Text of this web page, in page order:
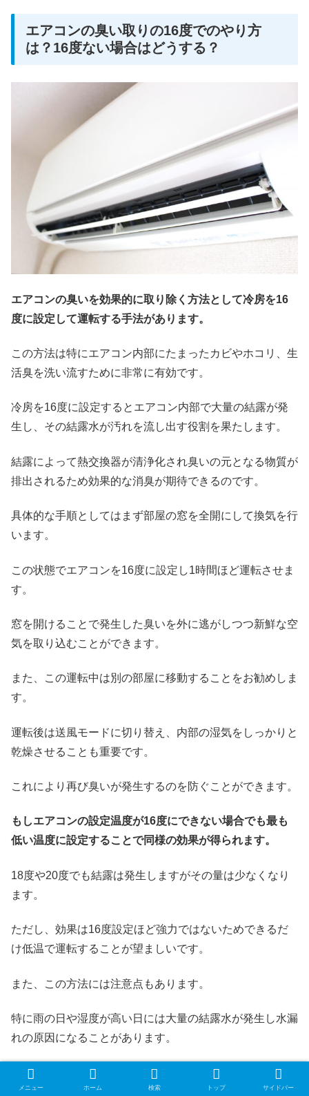
エアコンの臭い取りの16度でのやり方
は？16度ない場合はどうする？
エアコンの臭いを効果的に取り除く方法として冷房を16
度に設定して運転する手法があります。
この方法は特にエアコン内部にたまったカビやホコリ、生
活臭を洗い流すために非常に有効です。
冷房を16度に設定するとエアコン内部で大量の結露が発
生し、その結露水が汚れを流し出す役割を果たします。
結露によって熱交換器が清浄化され臭いの元となる物質が
排出されるため効果的な消臭が期待できるのです。
具体的な手順としてはまず部屋の窓を全開にして換気を行
います。
この状態でエアコンを16度に設定し1時間ほど運転させま
す。
窓を開けることで発生した臭いを外に逃がしつつ新鮮な空
気を取り込むことができます。
また、この運転中は別の部屋に移動することをお勧めしま
す。
運転後は送風モードに切り替え、内部の湿気をしっかりと
乾燥させることも重要です。
これにより再び臭いが発生するのを防ぐことができます。
もしエアコンの設定温度が16度にできない場合でも最も
低い温度に設定することで同様の効果が得られます。
18度や20度でも結露は発生しますがその量は少なくなり
ます。
ただし、効果は16度設定ほど強力ではないためできるだ
け低温で運転することが望ましいです。
また、この方法には注意点もあります。
特に雨の日や湿度が高い日には大量の結露水が発生し水漏
れの原因になることがあります。
そのためこうした条件下では冷房16度での運転は避けた
方がいいでしょう。
メニュー ホーム 検索 トップ サイドバー